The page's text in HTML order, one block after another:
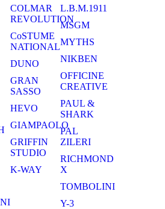
COLMAR
REVOLUTION
CoSTUME
NATIONAL
DUNO
GRAN
SASSO
HEVO
GIAMPAOLO
GRIFFIN
STUDIO
K-WAY
L.B.M.1911
MSGM
MYTHS
NIKBEN
OFFICINE
CREATIVE
PAUL &
SHARK
PAL
ZILERI
RICHMOND
X
TOMBOLINI
Y-3